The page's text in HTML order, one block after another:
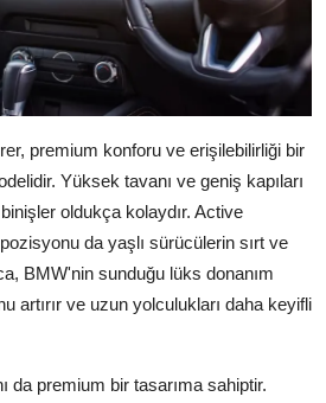
premium konforu ve erişilebilirliği bir
Yüksek tavanı ve geniş kapıları
oldukça kolaydır. Active
da yaşlı sürücülerin sırt ve
BMW'nin sunduğu lüks donanım
artırır ve uzun yolculukları daha keyifli
da premium bir tasarıma sahiptir.